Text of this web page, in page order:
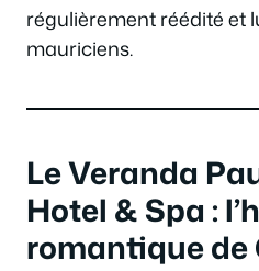
régulièrement réédité et
mauriciens.
Le Veranda
Hotel & Spa :
romantique de